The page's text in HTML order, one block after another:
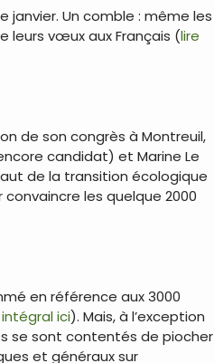
Un comble : même les
leurs vœux aux Français (lire
de son congrès à Montreuil,
candidat) et Marine Le
de la transition écologique
les quelque 2000
en référence aux 3000
ici). Mais, à l’exception
se sont contentés de piocher
et généraux sur